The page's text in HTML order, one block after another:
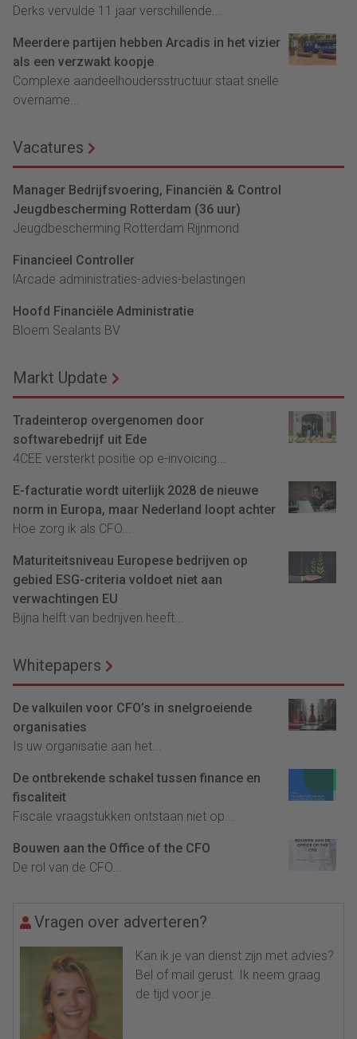
Derks vervulde 11 jaar verschillende...
Meerdere partijen hebben Arcadis in het vizier
als een verzwakt koopje
Complexe aandeelhoudersstructuur staat snelle
overname...
Vacatures
Manager Bedrijfsvoering, Financiën & Control
Jeugdbescherming Rotterdam (36 uur)
Jeugdbescherming Rotterdam Rijnmond
Financieel Controller
lArcade administraties-advies-belastingen
Hoofd Financiële Administratie
Bloem Sealants BV
Markt Update
Tradeinterop overgenomen door
softwarebedrijf uit Ede
4CEE versterkt positie op e-invoicing...
E-facturatie wordt uiterlijk 2028 de nieuwe
norm in Europa, maar Nederland loopt achter
Hoe zorg ik als CFO...
Maturiteitsniveau Europese bedrijven op
gebied ESG-criteria voldoet niet aan
verwachtingen EU
Bijna helft van bedrijven heeft...
Whitepapers
De valkuilen voor CFO’s in snelgroeiende
organisaties
Is uw organisatie aan het...
De ontbrekende schakel tussen finance en
fiscaliteit
Fiscale vraagstukken ontstaan niet op...
Bouwen aan the Office of the CFO
De rol van de CFO...
Vragen over adverteren?
Kan ik je van dienst zijn met advies?
Bel of mail gerust. Ik neem graag
de tijd voor je.